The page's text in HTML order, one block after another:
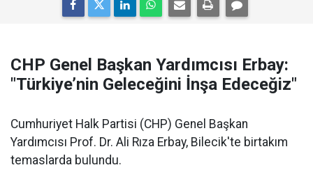
CHP Genel Başkan Yardımcısı Erbay:
"Türkiye’nin Geleceğini İnşa Edeceğiz"
Cumhuriyet Halk Partisi (CHP) Genel Başkan
Yardımcısı Prof. Dr. Ali Rıza Erbay, Bilecik'te birtakım
temaslarda bulundu.